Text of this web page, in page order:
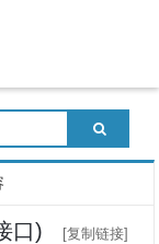
口)
[复制链接]